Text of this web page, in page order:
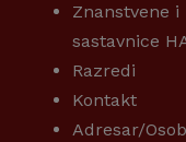
Znanstvene
sastavnice
Razredi
Kontakt
Adresar/